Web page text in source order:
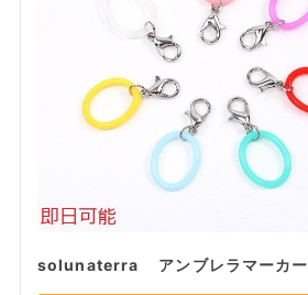
solunaterra アンブレラマーカー